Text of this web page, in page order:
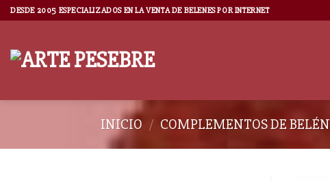
DESDE 2005 ESPECIALIZADOS EN LA VENTA DE BELENES POR INTERNET
INICIO / COMPLEMENTOS DE BELÉN